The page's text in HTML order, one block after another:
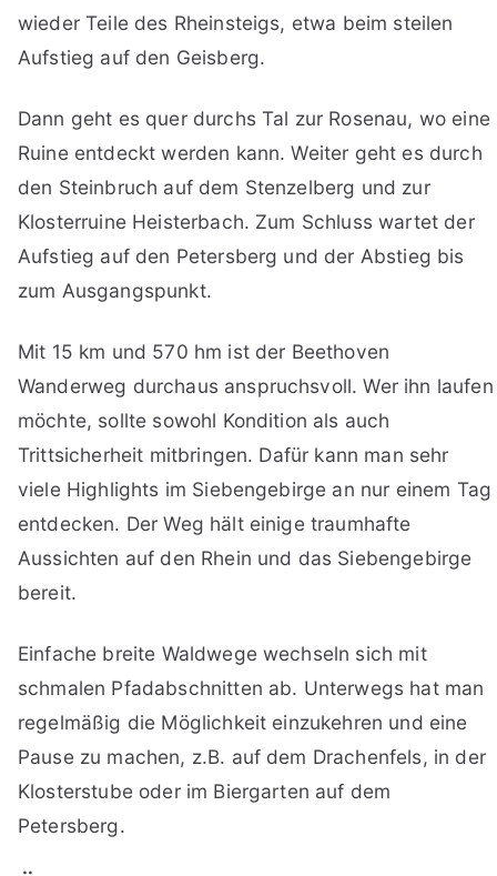
wieder Teile des Rheinsteigs, etwa beim steilen
Aufstieg auf den Geisberg.
Dann geht es quer durchs Tal zur Rosenau, wo eine
Ruine entdeckt werden kann. Weiter geht es durch
den Steinbruch auf dem Stenzelberg und zur
Klosterruine Heisterbach. Zum Schluss wartet der
Aufstieg auf den Petersberg und der Abstieg bis
zum Ausgangspunkt.
Mit 15 km und 570 hm ist der Beethoven
Wanderweg durchaus anspruchsvoll. Wer ihn laufen
möchte, sollte sowohl Kondition als auch
Trittsicherheit mitbringen. Dafür kann man sehr
viele Highlights im Siebengebirge an nur einem Tag
entdecken. Der Weg hält einige traumhafte
Aussichten auf den Rhein und das Siebengebirge
bereit.
Einfache breite Waldwege wechseln sich mit
schmalen Pfadabschnitten ab. Unterwegs hat man
regelmäßig die Möglichkeit einzukehren und eine
Pause zu machen, z.B. auf dem Drachenfels, in der
Klosterstube oder im Biergarten auf dem
Petersberg.